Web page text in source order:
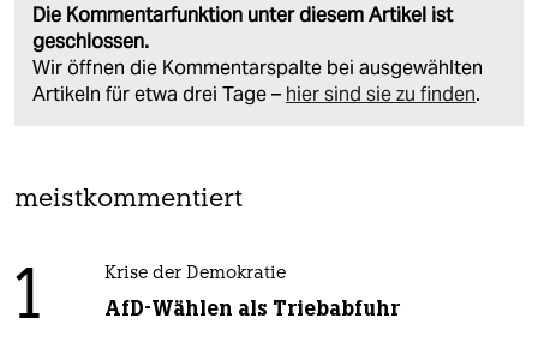
Die Kommentarfunktion unter diesem Artikel ist
geschlossen.
Wir öffnen die Kommentarspalte bei ausgewählten
Artikeln für etwa drei Tage – hier sind sie zu finden.
meistkommentiert
1 Krise der Demokratie
AfD-Wählen als Triebabfuhr